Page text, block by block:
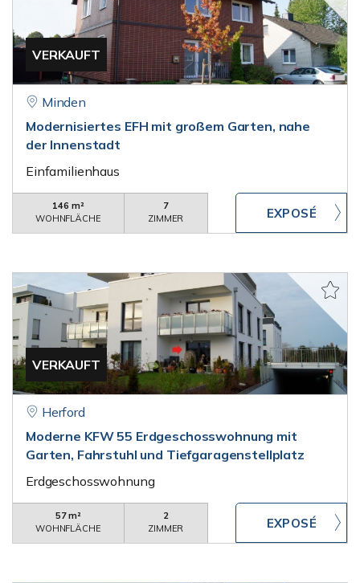
VERKAUFT
Minden
Modernisiertes EFH mit großem Garten, nahe
der Innenstadt
Einfamilienhaus
146 m²
WOHNFLÄCHE
7
ZIMMER
VERKAUFT
Herford
Moderne KFW 55 Erdgeschosswohnung mit
Garten, Fahrstuhl und Tiefgaragenstellplatz
Erdgeschosswohnung
57 m²
WOHNFLÄCHE
2
ZIMMER